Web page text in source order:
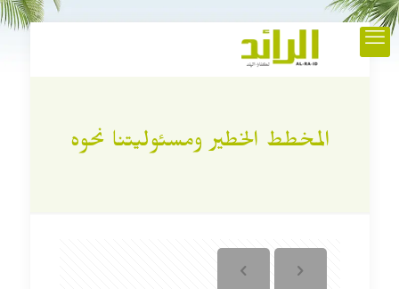
المخطط الخطير ومسئوليتنا نحوه